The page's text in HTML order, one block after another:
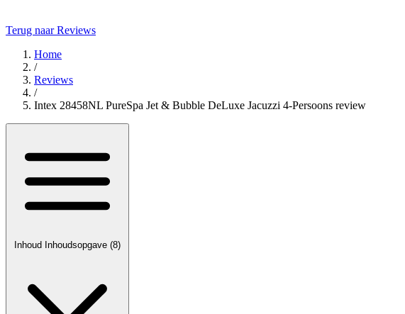
Terug naar Reviews
Home
/
Reviews
/
Intex 28458NL PureSpa Jet & Bubble DeLuxe Jacuzzi 4-Persoons review
Inhoud Inhoudsopgave (8)